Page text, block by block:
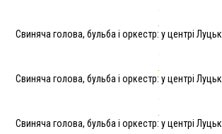
Свиняча голова, бульба і оркестр: у центрі
Свиняча голова, бульба і оркестр: у центрі
Свиняча голова, бульба і оркестр: у центрі